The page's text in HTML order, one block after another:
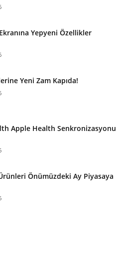
Yepyeni Özellikler
Yeni Zam Kapıda!
Apple Health Senkronizasyonu
Önümüzdeki Ay Piyasaya